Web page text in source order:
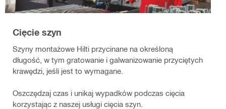
Cięcie szyn
Szyny montażowe Hilti przycinane na określoną
długość, w tym gratowanie i galwanizowanie przyciętych
krawędzi, jeśli jest to wymagane.
Oszczędzaj czas i unikaj wypadków podczas cięcia
korzystając z naszej usługi cięcia szyn.